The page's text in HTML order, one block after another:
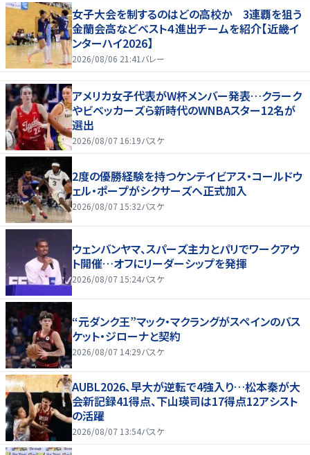
女子大会を制するのはどの高校か 3連覇を狙う
金蘭会高などベスト４進出チームを紹介【近畿イ
ンターハイ2026】
2026/08/06 21:41 バレー
アメリカ女子代表がW杯メンバー発表…クラーク
やビベッカーズら新時代のWNBAスター12名が
選出
2026/08/07 16:19バスケ
2度の優勝経験を持つケンテイビアス・コールドウ
ェル・ポープがシクサーズへ正式加入
2026/08/07 15:32バスケ
ウェンバンヤマ、スパーズ主力とパリでワークアウ
ト開催…オフにリーダーシップを発揮
2026/08/07 15:24バスケ
“元ダンク王”マック・マクラングがスペインのバス
ケット・ジローナと契約
2026/08/07 14:29バスケ
AUBL2026、早大が逆転で4強入り…松本秦が大
会新記録41得点、下山瑛司は17得点12アシスト
の活躍
2026/08/07 13:54バスケ